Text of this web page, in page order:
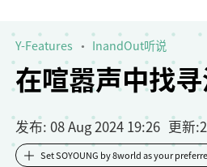
在喧嚣声中找
Y-Features InandOut听说
发布: 08 Aug 2024 19:26 更新:
Set SOYOUNG by 8world as your